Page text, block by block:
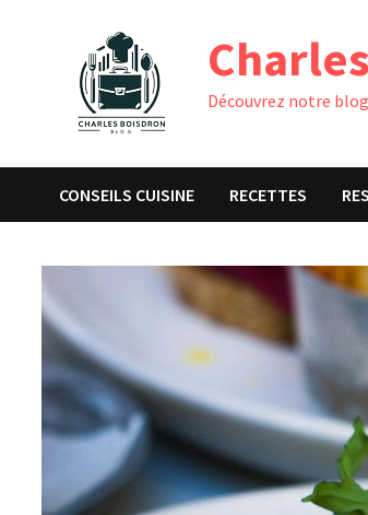
Découvrez notre
CONSEILS CUISINE RECETTES